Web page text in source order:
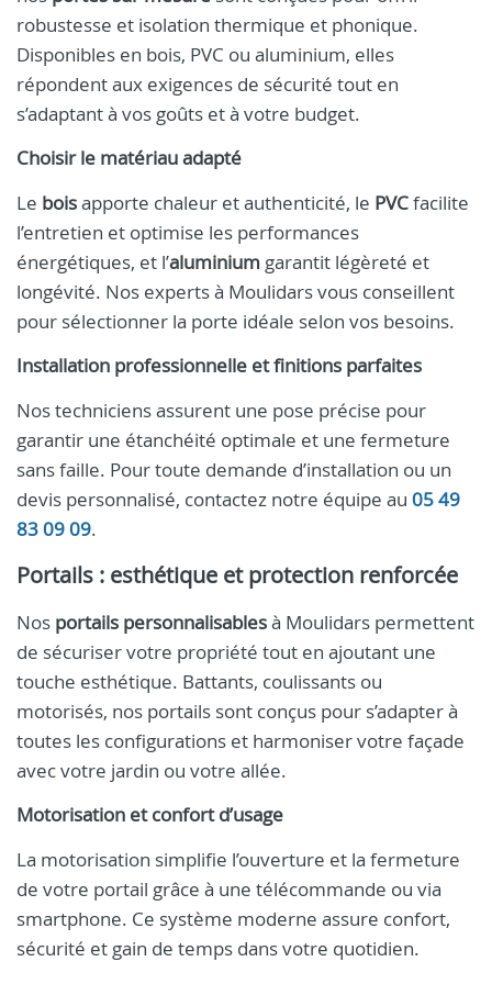
robustesse et isolation thermique et phonique.
Disponibles en bois, PVC ou aluminium, elles
répondent aux exigences de sécurité tout en
s’adaptant à vos goûts et à votre budget.
Choisir le matériau adapté
Le boisapporte chaleur et authenticité, le PVCfacilite
l’entretien et optimise les performances
énergétiques, et l’aluminium garantit légèreté et
longévité. Nos experts à Moulidars vous conseillent
pour sélectionner la porte idéale selon vos besoins.
Installation professionnelle et finitions parfaites
Nos techniciens assurent une pose précise pour
garantir une étanchéité optimale et une fermeture
sans faille. Pour toute demande d’installation ou un
devis personnalisé, contactez notre équipe au 05 49
83 09 09.
Portails : esthétique et protection renforcée
Nos portails personnalisablesà Moulidars permettent
de sécuriser votre propriété tout en ajoutant une
touche esthétique. Battants, coulissants ou
motorisés, nos portails sont conçus pour s’adapter à
toutes les configurations et harmoniser votre façade
avec votre jardin ou votre allée.
Motorisation et confort d’usage
La motorisation simplifie l’ouverture et la fermeture
de votre portail grâce à une télécommande ou via
smartphone. Ce système moderne assure confort,
sécurité et gain de temps dans votre quotidien.